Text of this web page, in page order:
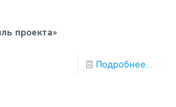
проекта»
Подробнее...